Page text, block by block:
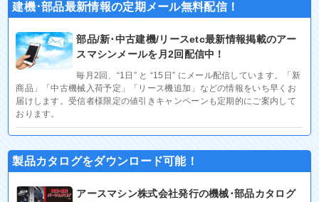
建機･部品最新情報の定期メール無料配信！
部品/新･中古建機/リースetc最新情報掲載のアー
スマシンメールを月2回配信中！
毎月2回、“1日” と “15日” にメール配信しています。「新
商品」「中古機械入荷予定」「リース機追加」などの情報をいち早くお
届けします。受信者様限定の値引きキャンペーンも定期的にご案内して
おります。
製品カタログをダウンロード可能！
アースマシン株式会社発行の機械･部品カタログ